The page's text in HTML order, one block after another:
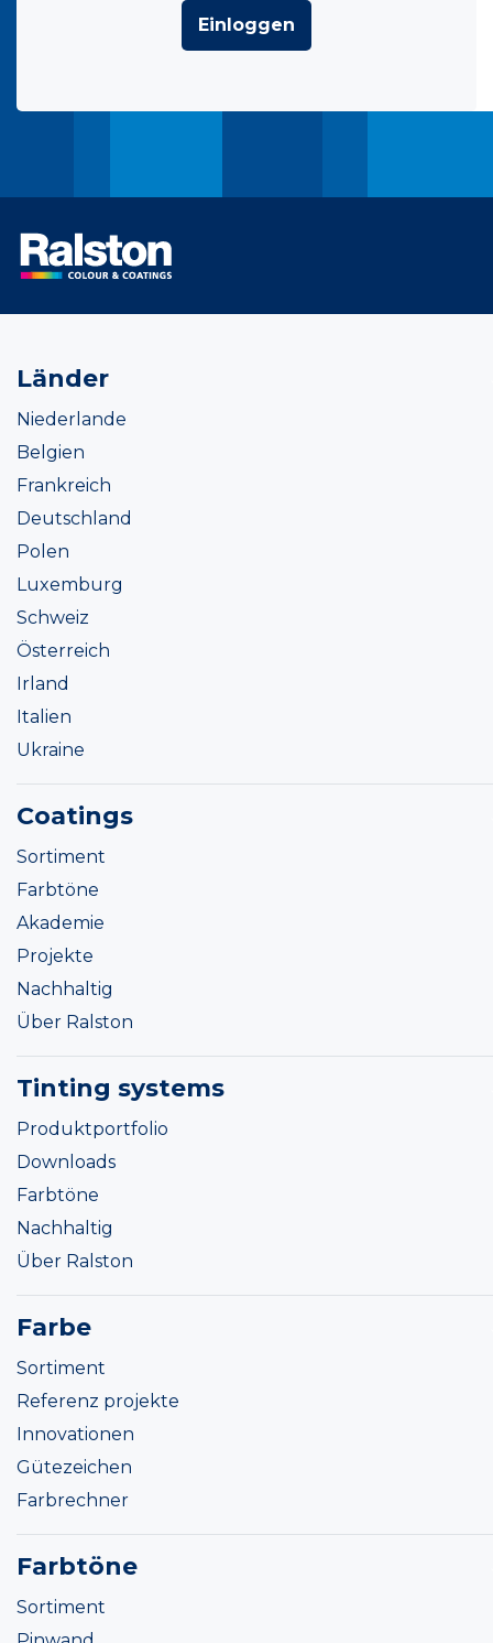
Einloggen
Länder
Niederlande
Belgien
Frankreich
Deutschland
Polen
Luxemburg
Schweiz
Österreich
Irland
Italien
Ukraine
Coatings
Sortiment
Farbtöne
Akademie
Projekte
Nachhaltig
Über Ralston
Tinting systems
Produktportfolio
Downloads
Farbtöne
Nachhaltig
Über Ralston
Farbe
Sortiment
Referenz projekte
Innovationen
Gütezeichen
Farbrechner
Farbtöne
Sortiment